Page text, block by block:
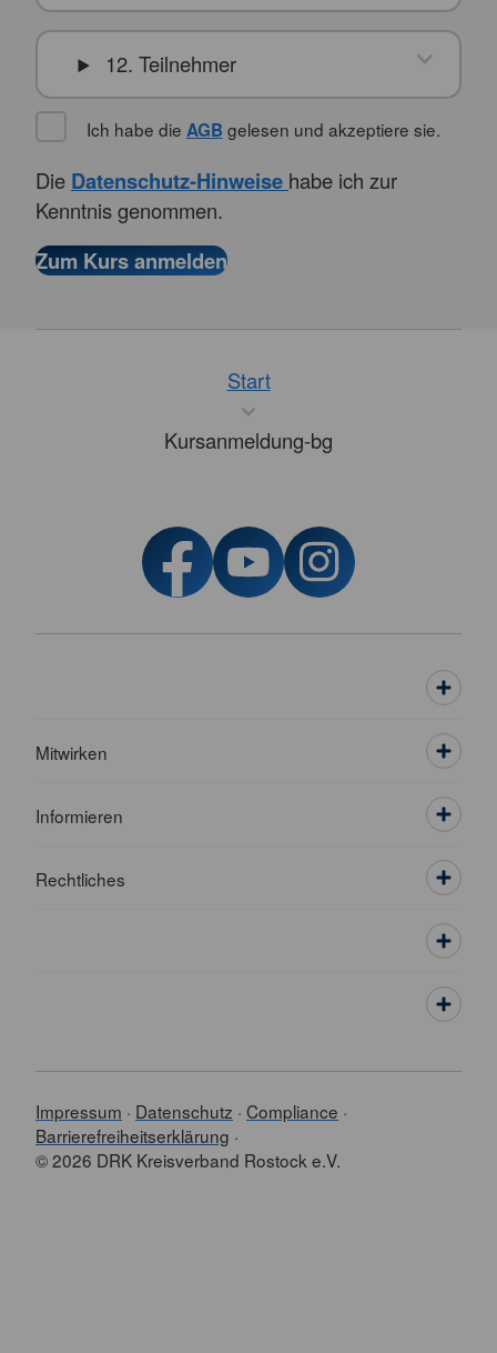
12. Teilnehmer
Ich habe die AGB gelesen und akzeptiere sie.
Die Datenschutz-Hinweise habe ich zur
Kenntnis genommen.
Start
Kursanmeldung-bg
Mitwirken
Informieren
Rechtliches
Impressum Datenschutz Compliance
Barrierefreiheitserklärung
© 2026 DRK Kreisverband Rostock e.V.